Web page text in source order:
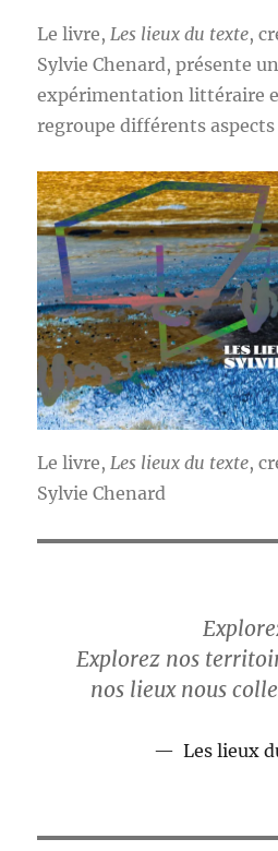
Le livre, Les lieux du texte,
Sylvie Chenard, présente
expérimentation littéraire
regroupe différents
Le livre, Les lieux du texte,
Sylvie Chenard
Explorez nos
nos lieux nous
Les lieux